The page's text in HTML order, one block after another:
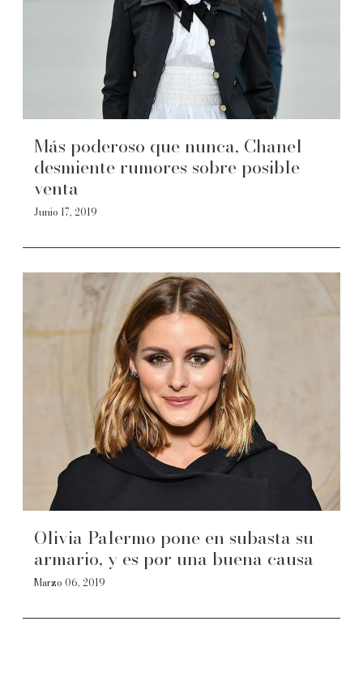
Más poderoso que nunca, Chanel
desmiente rumores sobre posible
venta
Junio 17, 2019
Olivia Palermo pone en subasta su
armario, y es por una buena causa
Marzo 06, 2019